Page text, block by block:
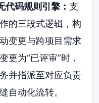
码规则引擎： 支
的三段式逻辑，构
变更与跨项目需求
更为“已评审”时，
并指派至对应负责
自动化流转。